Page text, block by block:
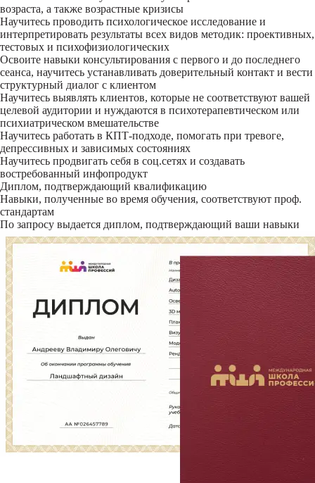
возраста, а также возрастные кризисы
Научитесь проводить психологическое исследование и
интерпретировать результаты всех видов методик: проективных,
тестовых и психофизиологических
Освоите навыки консультирования с первого и до последнего
сеанса, научитесь устанавливать доверительный контакт и вести
структурный диалог с клиентом
Научитесь выявлять клиентов, которые не соответствуют вашей
целевой аудитории и нуждаются в психотерапевтическом или
психиатрическом вмешательстве
Научитесь работать в КПТ-подходе, помогать при тревоге,
депрессивных и зависимых состояниях
Научитесь продвигать себя в соц.сетях и создавать
востребованный инфопродукт
Диплом, подтверждающий квалификацию
Навыки, полученные во время обучения, соответствуют проф.
стандартам
По запросу выдается диплом, подтверждающий ваши навыки